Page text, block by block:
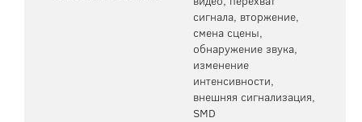
сигнала, вторжение,
смена сцены,
обнаружение звука,
изменение
интенсивности,
внешняя сигнализация,
SMD